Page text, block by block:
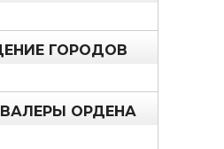
ГОРОДОВ
ОРДЕНА